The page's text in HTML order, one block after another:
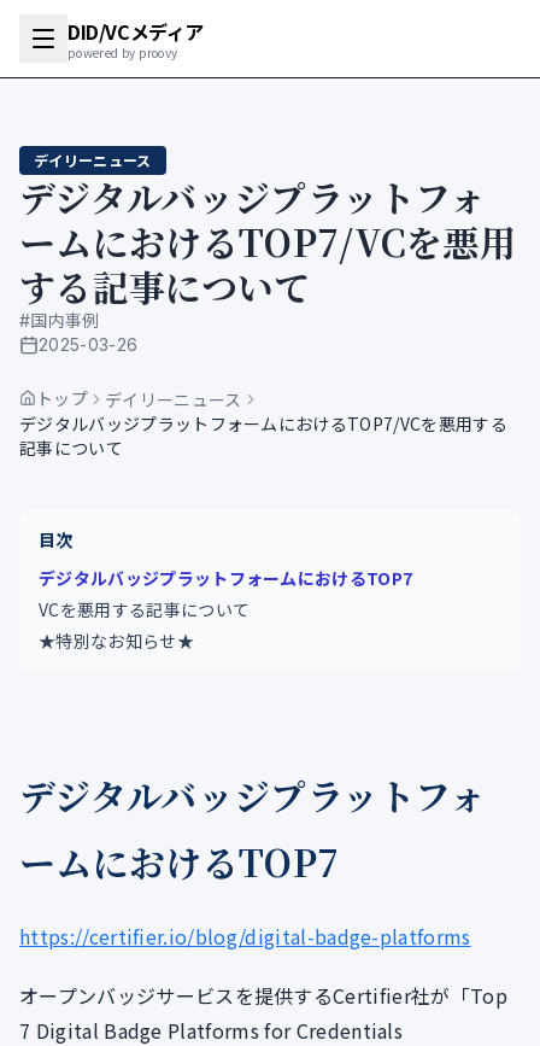
DID/VCメディア
powered by proovy
デイリーニュース
デジタルバッジプラットフォ
ームにおけるTOP7/VCを悪用
する記事について
#国内事例
公開日
2025-03-26
トップ
デイリーニュース
デジタルバッジプラットフォームにおけるTOP7/VCを悪用する
記事について
目次
デジタルバッジプラットフォームにおけるTOP7
VCを悪用する記事について
★特別なお知らせ★
デジタルバッジプラットフォ
ームにおけるTOP7
https://certifier.io/blog/digital-badge-platforms
オープンバッジサービスを提供するCertifier社が「Top
7 Digital Badge Platforms for Credentials